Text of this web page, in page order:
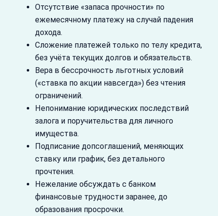
Отсутствие «запаса прочности» по
ежемесячному платежу на случай падения
дохода.
Сложение платежей только по телу кредита,
без учёта текущих долгов и обязательств.
Вера в бессрочность льготных условий
(«ставка по акции навсегда») без чтения
ограничений.
Непонимание юридических последствий
залога и поручительства для личного
имущества.
Подписание допсоглашений, меняющих
ставку или график, без детального
прочтения.
Нежелание обсуждать с банком
финансовые трудности заранее, до
образования просрочки.